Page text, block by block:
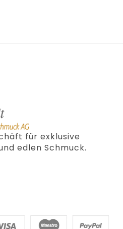
für exklusive
edlen Schmuck.